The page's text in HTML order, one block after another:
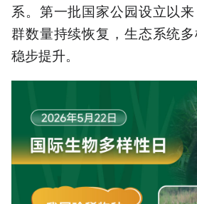
系。第一批国家公园设立以
群数量持续恢复，生态系统
稳步提升。